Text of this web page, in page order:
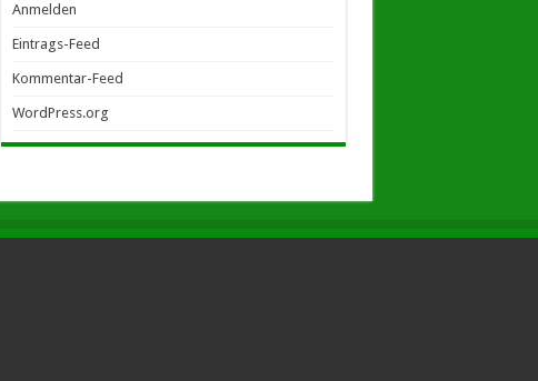
Anmelden
Eintrags-Feed
Kommentar-Feed
WordPress.org